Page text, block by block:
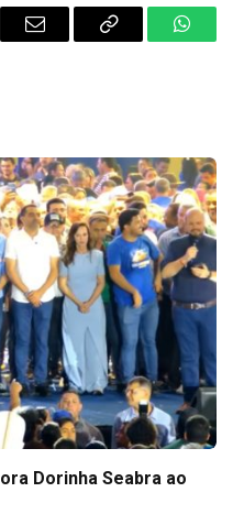
Email
Copy
Dorinha Seabra ao